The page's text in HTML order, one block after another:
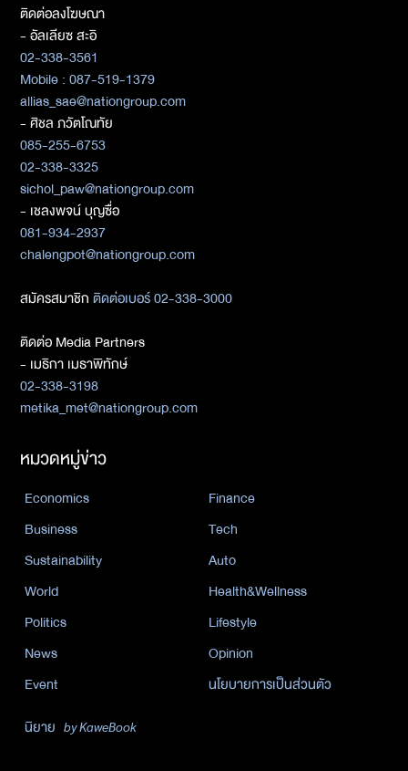
ติดต่อลงโฆษณา
- อัลเลียซ สะอิ
02-338-3561
Mobile : 087-519-1379
allias_sae@nationgroup.com
- ศิชล ภวัตโณทัย
085-255-6753
02-338-3325
sichol_paw@nationgroup.com
- เชลงพจน์ บุญซื่อ
081-934-2937
chalengpot@nationgroup.com
สมัครสมาชิกติดต่อเบอร์ 02-338-3000
ติดต่อ Media Partners
- เมธิกา เมธาพิทักษ์
02-338-3198
metika_met@nationgroup.com
หมวดหมู่ข่าว
Economics
Finance
Business
Tech
Sustainability
Auto
World
Health&Wellness
Politics
Lifestyle
News
Opinion
Event
นโยบายการเป็นส่วนตัว
นิยาย by KaweBook